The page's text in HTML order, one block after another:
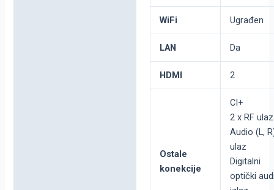
WiFi Ugrađen
LAN Da
HDMI 2
Ostale
konekcije
CI+
2 x RF ulaz
Audio (L,
ulaz
Digitalni
optički